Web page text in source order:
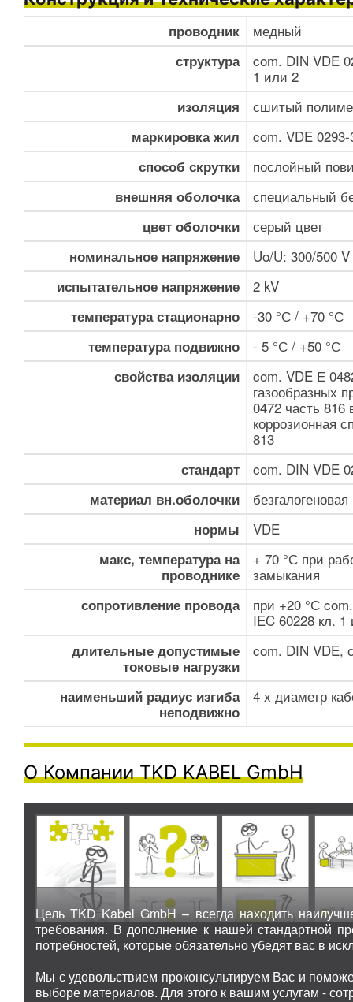
проводник медный
структура
com. DIN VDE
1 или 2
изоляция сшитый
маркировка жил com. VDE
способ скрутки послойный
внешняя оболочка специальный
цвет оболочки серый цвет
номинальное напряжение Uo/U: 300/500 V
испытательное напряжение 2 kV
температура стационарно -30 °С / +70 °С
температура подвижно - 5 °С / +50 °С
свойства изоляции
com. VDE Е
газообразных
0472 часть
коррозионная
813
стандарт com. DIN VDE
материал вн.оболочки
нормы VDE
макс, температура на
проводнике
+ 70 °С при
замыкания
сопротивление провода
при +20 °С
IEC 60228 кл.
длительные допустимые
токовые нагрузки
com. DIN VDE,
наименьший радиус изгиба
неподвижно
4 х диаметр
О Компании TKD KABEL GmbH
Цель TKD Kabel GmbH – всегда находить
требования. В дополнение к нашей стандартной
потребностей, которые обязательно убедят вас в
Мы с удовольствием проконсультируем Вас и
выборе материалов. Для этого к вашим услугам -